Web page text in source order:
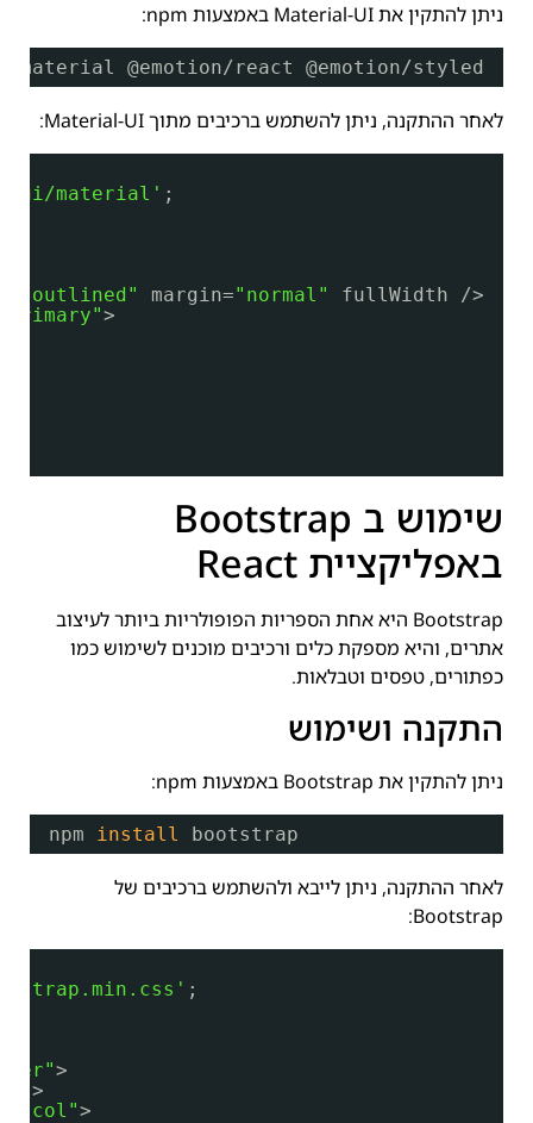
ניתן להתקין את Material-UI באמצעות npm:
/material @emotion/react @emotion/styled
לאחר ההתקנה, ניתן להשתמש ברכיבים מתוך Material-UI:
material' ;
"outlined" margin="normal"
fullWidth />
>
שימוש ב Bootstrap
באפליקציית React
Bootstrap היא אחת הספריות הפופולריות ביותר לעיצוב
אתרים, והיא מספקת כלים ורכיבים מוכנים לשימוש כמו
כפתורים, טפסים וטבלאות.
התקנה ושימוש
ניתן להתקין את Bootstrap באמצעות npm:
npm install bootstrap
לאחר ההתקנה, ניתן לייבא ולהשתמש ברכיבים של
Bootstrap:
;
>
>
"col">